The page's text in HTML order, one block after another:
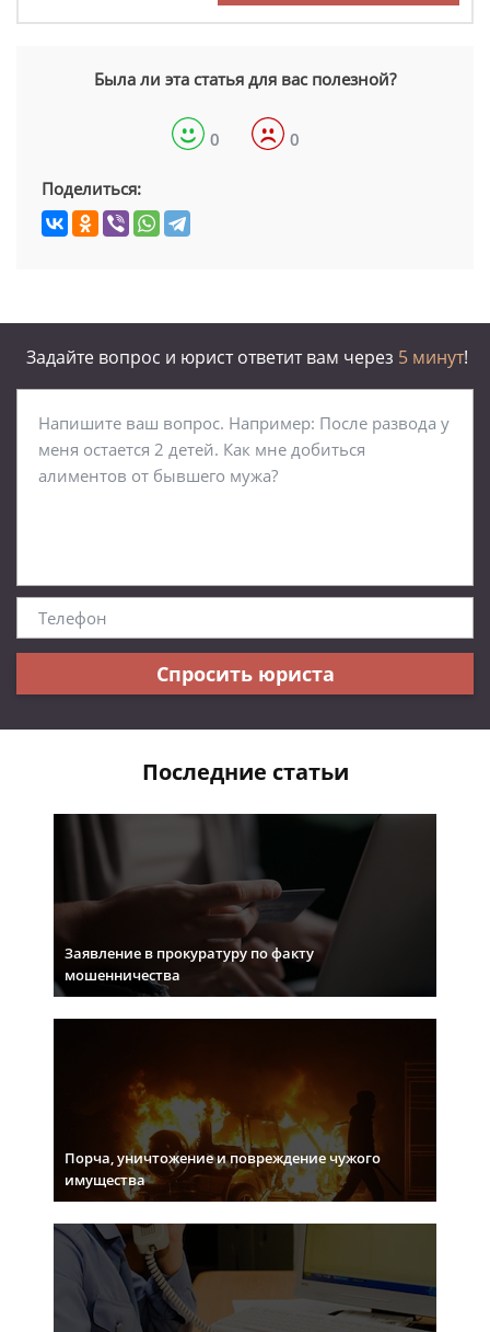
Была ли эта статья для вас полезной?
0 0
Поделиться:
Задайте вопрос и юрист ответит вам через 5 минут!
Спросить юриста
Последние статьи
Заявление в прокуратуру по факту
мошенничества
Порча, уничтожение и повреждение чужого
имущества